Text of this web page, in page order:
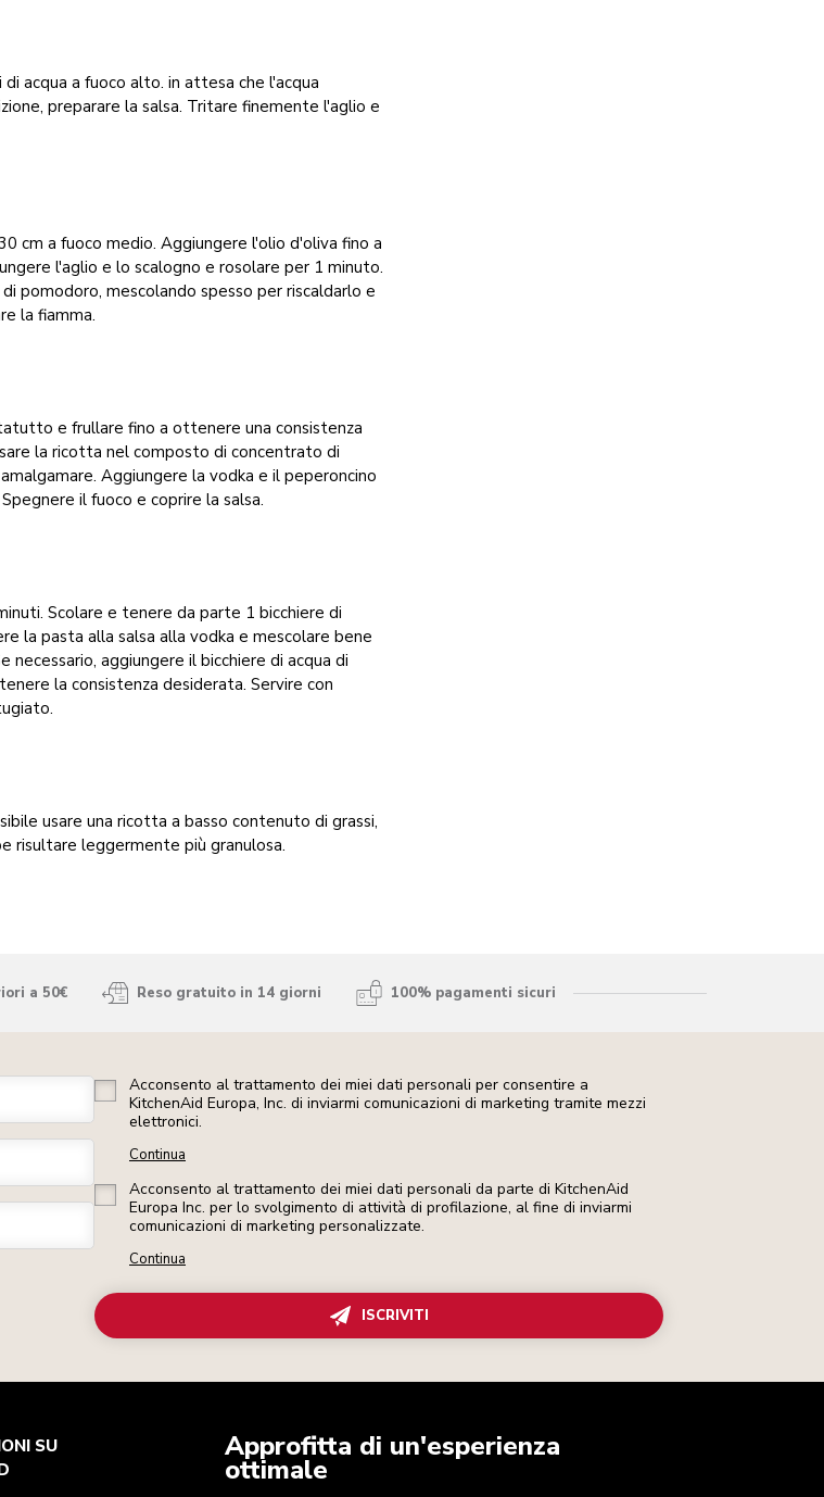
acqua a fuoco alto. in attesa che l'acqua
preparare la salsa. Tritare finemente l'aglio e
cm a fuoco medio. Aggiungere l'olio d'oliva fino a
l'aglio e lo scalogno e rosolare per 1 minuto.
pomodoro, mescolando spesso per riscaldarlo e
la fiamma.
e frullare fino a ottenere una consistenza
la ricotta nel composto di concentrato di
Aggiungere la vodka e il peperoncino
il fuoco e coprire la salsa.
Scolare e tenere da parte 1 bicchiere di
la pasta alla salsa alla vodka e mescolare bene
aggiungere il bicchiere di acqua di
la consistenza desiderata. Servire con
usare una ricotta a basso contenuto di grassi,
risultare leggermente più granulosa.
a 50€ Reso gratuito in 14 giorni 100% pagamenti sicuri
Acconsento al trattamento dei miei dati personali per consentire a
KitchenAid Europa, Inc. di inviarmi comunicazioni di marketing tramite mezzi
elettronici.
Continua
Acconsento al trattamento dei miei dati personali da parte di KitchenAid
Europa Inc. per lo svolgimento di attività di profilazione, al fine di inviarmi
comunicazioni di marketing personalizzate.
Continua
ISCRIVITI
Approfitta di un'esperienza
ottimale
SU